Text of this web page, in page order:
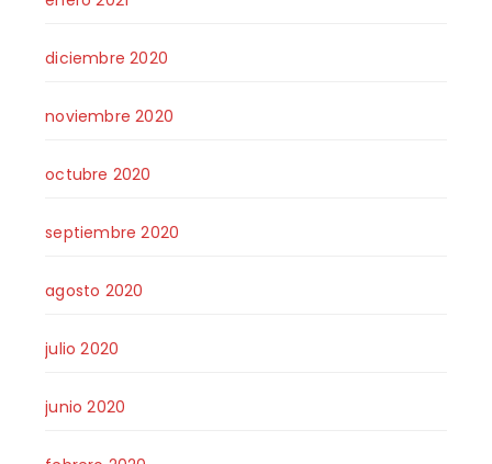
diciembre 2020
noviembre 2020
octubre 2020
septiembre 2020
agosto 2020
julio 2020
junio 2020